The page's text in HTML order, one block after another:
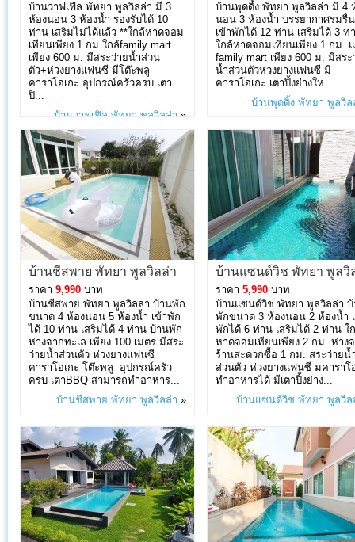
บ้านวาฟเฟิล พัทยา พูลวิลล่า มี 3
ห้องนอน 3 ห้องน้ำ รองรับได้ 10
ท่าน เสริมไม่ได้แล้ว **ใกล้หาดจอม
เทียนเพียง 1 กม.ใกล้family mart
เพียง 600 ม. มีสระว่ายน้ำส่วน
ตัว+ห่วงยางแฟนซี มีโต๊ะพลู
คาราโอเกะ อุปกรณ์ครัวครบ เตา
ปิ...
บ้านวาฟเฟิล พัทยา พูลวิลล่า »
บ้านพุดดิ้ง พัทยา พูลวิลล่า มี 4
นอน 3 ห้องน้ำ บรรยากาศร่มรื่น
เข้าพักได้ 12 ท่าน เสริมได้ 3 ท่
ใกล้หาดจอมเทียนเพียง 1 กม.
family mart เพียง 600 ม. มีสระ
น้ำส่วนตัวห่วงยางแฟนซี มี
คาราโอเกะ เตาปิ้งย่างให...
บ้านพุดดิ้ง พัทยา พูลวิล
บ้านชีสพาย พัทยา พูลวิลล่า
ราคา 9,990 บาท
บ้านชีสพาย พัทยา พูลวิลล่า บ้านพัก
ขนาด 4 ห้องนอน 5 ห้องน้ำ เข้าพัก
ได้ 10 ท่าน เสริมได้ 4 ท่าน บ้านพัก
ห่างจากทะเล เพียง 100 เมตร มีสระ
ว่ายน้ำส่วนตัว ห่วงยางแฟนซี
คาราโอเกะ โต๊ะพลู อุปกรณ์ครัว
ครบ เตาBBQ สามารถทำอาหาร...
บ้านชีสพาย พัทยา พูลวิลล่า »
บ้านแซนด์วิช พัทยา พูลวิ
ราคา 5,990 บาท
บ้านแซนด์วิช พัทยา พูลวิลล่า
พักขนาด 3 ห้องนอน 2 ห้องน้ำ
พักได้ 6 ท่าน เสริมได้ 2 ท่าน ใ
หาดจอมเทียนเพียง 2 กม. ห่าง
ร้านสะดวกซื้อ 1 กม. สระว่ายน้
ส่วนตัว ห่วงยางแฟนซี มคาราโ
ทำอาหารได้ มีเตาปิ้งย่าง...
บ้านแซนด์วิช พัทยา พูลวิล